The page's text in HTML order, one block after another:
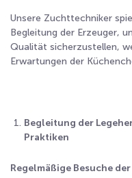
Unsere Zuchttechniker
Begleitung der Erzeuger,
Qualität sicherzustellen,
Erwartungen der
Begleitung der
Praktiken
Regelmäßige Besuche